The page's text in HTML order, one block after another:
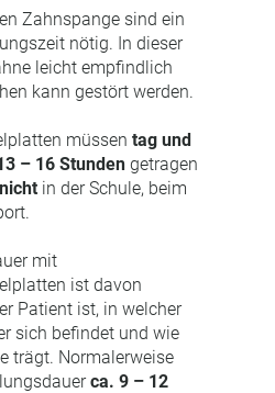
Zahnspange sind ein
nötig. In dieser
leicht empfindlich
kann gestört werden.
müssen tag und
– 16 Stunden getragen
nicht in der Schule, beim
mit
ist davon
Patient ist, in welcher
sich befindet und wie
trägt. Normalerweise
ca. 9 – 12